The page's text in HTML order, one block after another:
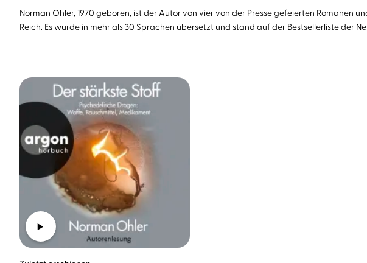
Norman Ohler, 1970 geboren, ist der Autor von vier von der Presse gefeierten Romanen
Reich. Es wurde in mehr als 30 Sprachen übersetzt und stand auf der Bestsellerliste der